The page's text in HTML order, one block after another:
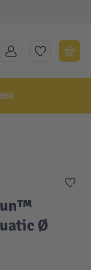
MEIN KONTOMEINE WUNSCHLISTE
Zur
Ø